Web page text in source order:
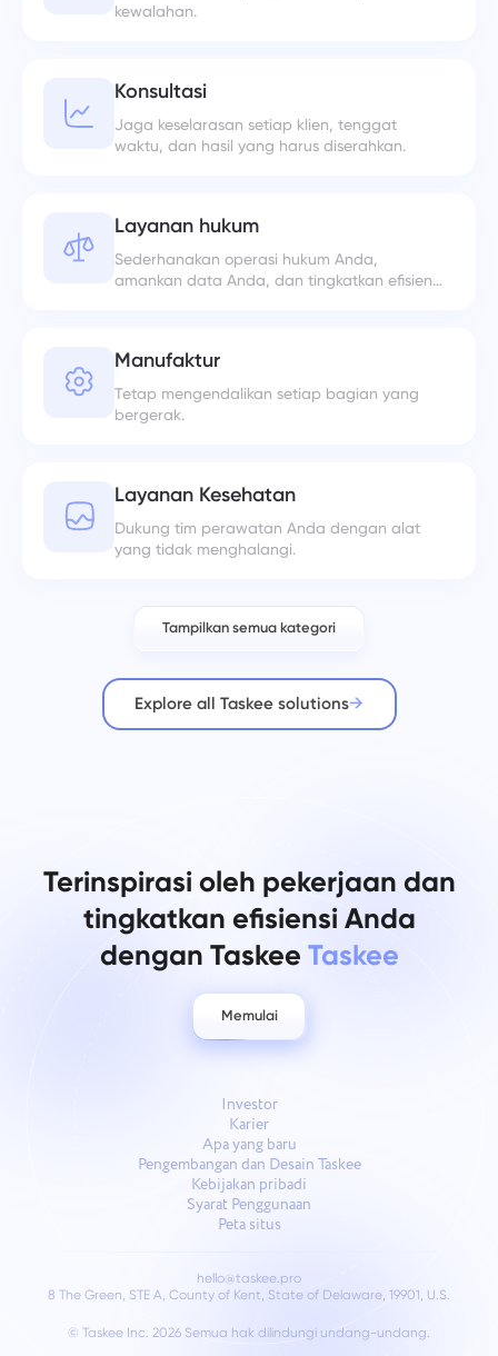
kewalahan.
Konsultasi
Jaga keselarasan setiap klien, tenggat
waktu, dan hasil yang harus diserahkan.
Layanan hukum
Sederhanakan operasi hukum Anda,
amankan data Anda, dan tingkatkan efisiensi
Manufaktur
Tetap mengendalikan setiap bagian yang
bergerak.
Layanan Kesehatan
Dukung tim perawatan Anda dengan alat
yang tidak menghalangi.
Tampilkan semua kategori
Explore all Taskee solutions
Terinspirasi oleh pekerjaan dan
tingkatkan efisiensi Anda
dengan Taskee Taskee
Memulai
Investor
Karier
Apa yang baru
Pengembangan dan Desain Taskee
Kebijakan pribadi
Syarat Penggunaan
Peta situs
© Taskee Inc. 2026 Semua hak dilindungi undang-undang.
hello@taskee.pro
8 The Green, STE A, County of Kent, State of Delaware, 19901, U.S.